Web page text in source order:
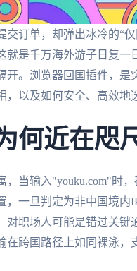
交订单，却弹出冰冷的“
就是千万海外游子日复
开。浏览器回国插件，
以及如何安全、高效地
何近在咫
当输入"youku.com"时
，一旦判定为非中国境内
职场人可能是错过关键
跨国路径上如同裸泳，